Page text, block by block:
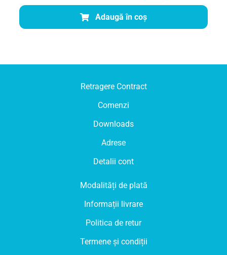
inițial
a
168 lei.
curent
este:
Adaugă în coș
Retragere Contract
Comenzi
Downloads
Adrese
Detalii cont
Modalități de plată
Informații livrare
Politica de retur
Termene și condiții